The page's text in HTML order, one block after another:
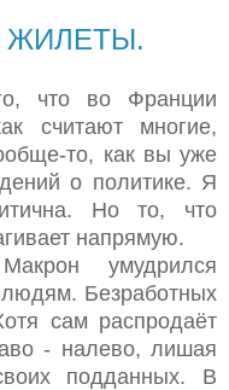
что во Франции
считают многие,
то, как вы уже
о политике. Я
Но то, что
напрямую.
умудрился
людям. Безработных
сам распродаёт
- налево, лишая
подданных. В